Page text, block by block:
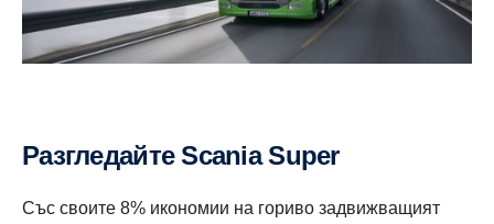
Разгледайте Scania Super
Със своите 8% икономии на гориво задвижващият